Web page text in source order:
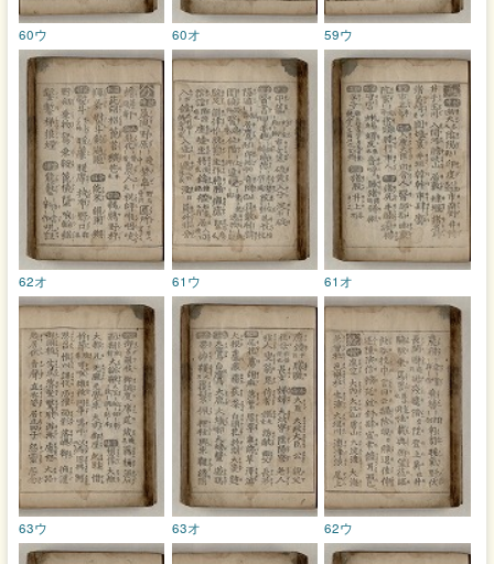
59ウ
60オ
60ウ
61オ
61ウ
62オ
62ウ
63オ
63ウ